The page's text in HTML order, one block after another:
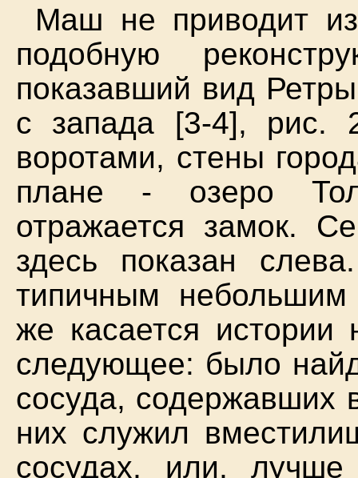
Маш не приводит
подобную
показавший вид
с запада [3-4], рис.
воротами, стены
плане - озеро
отражается замок.
здесь показан
типичным
же касается
следующее: было
сосуда, содержавших
них служил
сосудах, или, лучше